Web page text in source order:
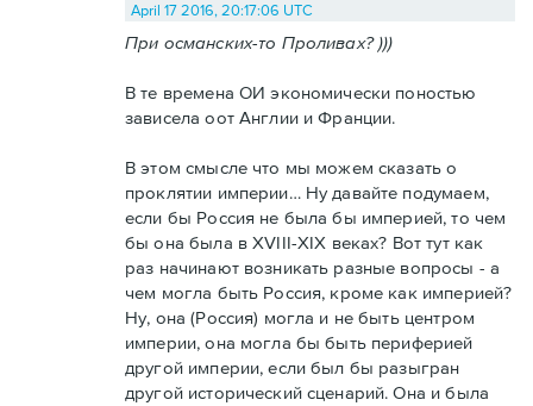
April 17 2016, 20:17:06 UTC
При османских-то Проливах? )))
В те времена ОИ экономически поностью
зависела оот Англии и Франции.
В этом смысле что мы можем сказать о
проклятии империи… Ну давайте подумаем,
если бы Россия не была бы империей, то чем
бы она была в XVIII-XIX веках? Вот тут как
раз начинают возникать разные вопросы - а
чем могла быть Россия, кроме как империей?
Ну, она (Россия) могла и не быть центром
империи, она могла бы быть периферией
другой империи, если был бы разыгран
другой исторический сценарий. Она и была